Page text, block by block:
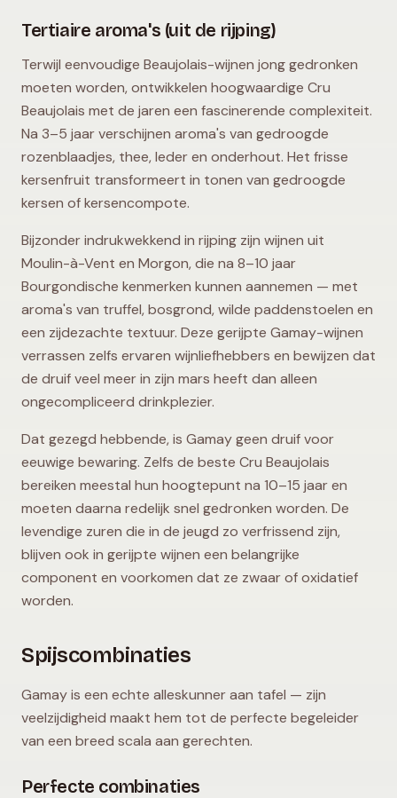
Tertiaire aroma's (uit de rijping)
Terwijl eenvoudige Beaujolais-wijnen jong gedronken
moeten worden, ontwikkelen hoogwaardige Cru
Beaujolais met de jaren een fascinerende complexiteit.
Na 3–5 jaar verschijnen aroma's van gedroogde
rozenblaadjes, thee, leder en onderhout. Het frisse
kersenfruit transformeert in tonen van gedroogde
kersen of kersencompote.
Bijzonder indrukwekkend in rijping zijn wijnen uit
Moulin-à-Vent en Morgon, die na 8–10 jaar
Bourgondische kenmerken kunnen aannemen — met
aroma's van truffel, bosgrond, wilde paddenstoelen en
een zijdezachte textuur. Deze gerijpte Gamay-wijnen
verrassen zelfs ervaren wijnliefhebbers en bewijzen dat
de druif veel meer in zijn mars heeft dan alleen
ongecompliceerd drinkplezier.
Dat gezegd hebbende, is Gamay geen druif voor
eeuwige bewaring. Zelfs de beste Cru Beaujolais
bereiken meestal hun hoogtepunt na 10–15 jaar en
moeten daarna redelijk snel gedronken worden. De
levendige zuren die in de jeugd zo verfrissend zijn,
blijven ook in gerijpte wijnen een belangrijke
component en voorkomen dat ze zwaar of oxidatief
worden.
Spijscombinaties
Gamay is een echte alleskunner aan tafel — zijn
veelzijdigheid maakt hem tot de perfecte begeleider
van een breed scala aan gerechten.
Perfecte combinaties